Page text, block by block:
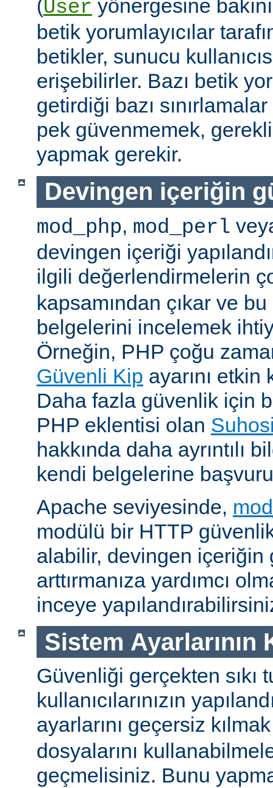
(User yönergesine
betik yorumlayıcılar
betikler, sunucu
erişebilirler. Bazı betik
getirdiği bazı
pek güvenmemek,
yapmak gerekir.
Devingen içeriğin
mod_php, mod_perl
devingen içeriği
ilgili değerlendirmelerin
kapsamından çıkar ve
belgelerini incelemek
Örneğin, PHP çoğu
Güvenli Kip ayarını etkin
Daha fazla güvenlik için
PHP eklentisi olan
hakkında daha ayrıntılı
kendi belgelerine
Apache seviyesinde,
modülü bir HTTP
alabilir, devingen içeriğin
arttırmanıza yardımcı
inceye
Sistem Ayarlarının
Güvenliği gerçekten sıkı
kullanıcılarınızın
ayarlarını geçersiz
dosyalarını
geçmelisiniz. Bunu